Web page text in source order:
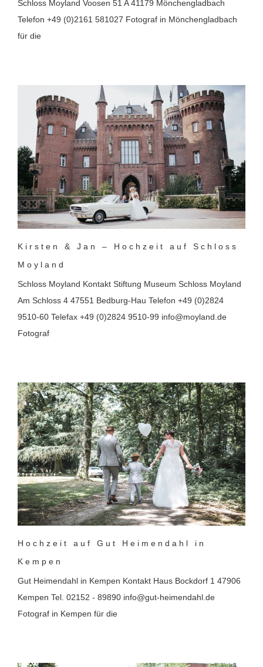
Schloss Moyland Voosen 51 A 41179 Mönchengladbach
Telefon +49 (0)2161 581027 Fotograf in Mönchengladbach
für die
Kirsten & Jan – Hochzeit auf Schloss
Moyland
Schloss Moyland Kontakt Stiftung Museum Schloss Moyland
Am Schloss 4 47551 Bedburg-Hau Telefon +49 (0)2824
9510-60 Telefax +49 (0)2824 9510-99 info@moyland.de
Fotograf
Hochzeit auf Gut Heimendahl in
Kempen
Gut Heimendahl in Kempen Kontakt Haus Bockdorf 1 47906
Kempen Tel. 02152 - 89890 info@gut-heimendahl.de
Fotograf in Kempen für die